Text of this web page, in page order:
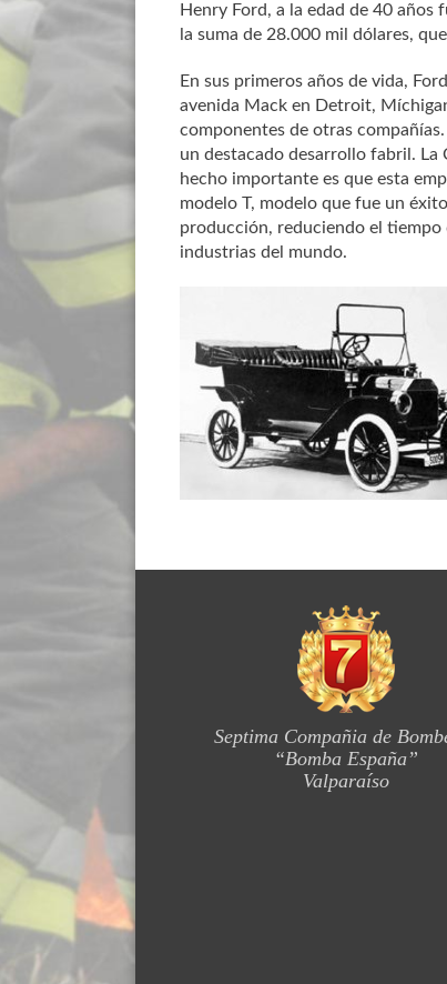
Henry Ford, a la edad de 40
la suma de 28.000 mil dólares,
En sus primeros años de vida,
avenida Mack en Detroit,
componentes de otras
un destacado desarrollo fabril. La
hecho importante es que esta
modelo T, modelo que fue un
producción, reduciendo el
industrias del mundo.
Septima Compañia de
“Bomba España”
Valparaíso